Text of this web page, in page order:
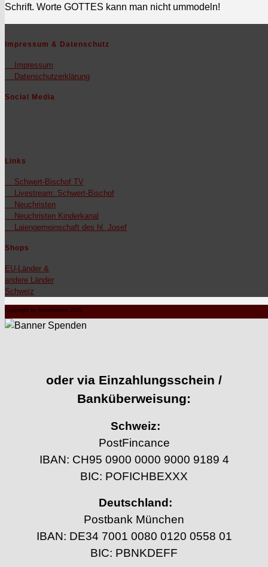
Schrift. Worte GOTTES kann man nicht ummod­eln!
Impressum & Datenschutz
Impres­sum
Daten­schutzerk­lärung
Social Media
Links
Schw­ert-Bischof TV
Livestream: Schw­ert-Bischof
Neuchris­ten
Neuchris­ten Kinderkanal
Laienge­mein­schaft des hl. Josef
Shops
EU-Län­der &
andere Län­der
Schweiz
Copyright by Neuchristen 2025
oder via Einzahlungsschein /
Banküberweisung:
Schweiz:
PostFincance
IBAN: CH95 0900 0000 9000 9189 4
BIC: POFICHBEXXX
Deutschland:
Postbank München
IBAN: DE34 7001 0080 0120 0558 01
BIC: PBNKDEFF